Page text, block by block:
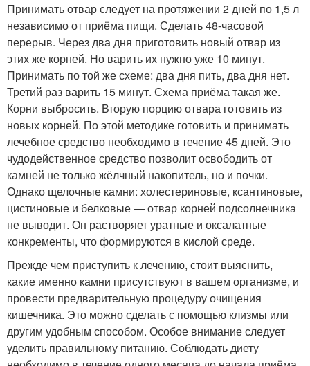
Принимать отвар следует на протяжении 2 дней по 1,5 л
независимо от приёма пищи. Сделать 48-часовой
перерыв. Через два дня приготовить новый отвар из
этих же корней. Но варить их нужно уже 10 минут.
Принимать по той же схеме: два дня пить, два дня нет.
Третий раз варить 15 минут. Схема приёма такая же.
Корни выбросить. Вторую порцию отвара готовить из
новых корней. По этой методике готовить и принимать
лечебное средство необходимо в течение 45 дней. Это
чудодейственное средство позволит освободить от
камней не только жёлчный накопитель, но и почки.
Однако щелочные камни: холестериновые, ксантиновые,
цистиновые и белковые — отвар корней подсолнечника
не выводит. Он растворяет уратные и оксалатные
конкременты, что формируются в кислой среде.
Прежде чем приступить к лечению, стоит выяснить,
какие именно камни присутствуют в вашем организме, и
провести предварительную процедуру очищения
кишечника. Это можно сделать с помощью клизмы или
другим удобным способом. Особое внимание следует
уделить правильному питанию. Соблюдать диету